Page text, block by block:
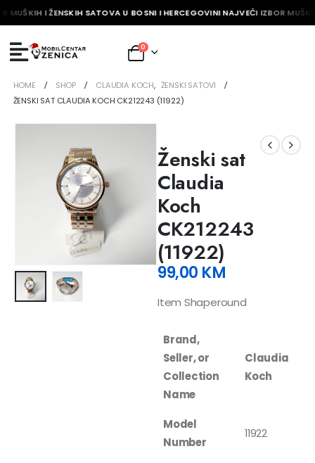
MUŠKIH I ŽENSKIH SATOVA U BOSNI I HERCEGOVINI NAJVEĆI IZBOR
0
HOME SHOP CLAUDIA KOCH, ŽENSKI SATOVI
ŽENSKI SAT CLAUDIA KOCH CK212243 (11922)
Ženski sat
Claudia
Koch
CK212243
(11922)
99,00 KM
Item Shaperound
Brand,
Seller, or
Collection
Name
Claudia
Koch
Model
Number
11922